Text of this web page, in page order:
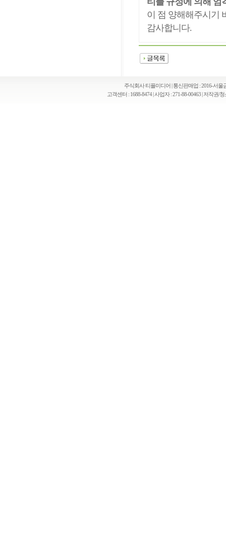
이 점 양해해주시기
감사합니다.
주식회사 티플미디어 | 통신판매업 : 2016-서울
고객센터 : 1688-8474 | 사업자 : 271-88-00463 | 저작권/